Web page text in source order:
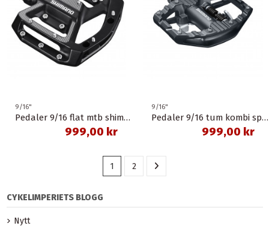
9/16"
Pedaler 9/16 flat mtb shimano
999,00 kr
9/16"
Pedaler 9/16 tum kombi spd pd-eh500 shimano
999,00 kr
1 2
CYKELIMPERIETS BLOGG
Nytt